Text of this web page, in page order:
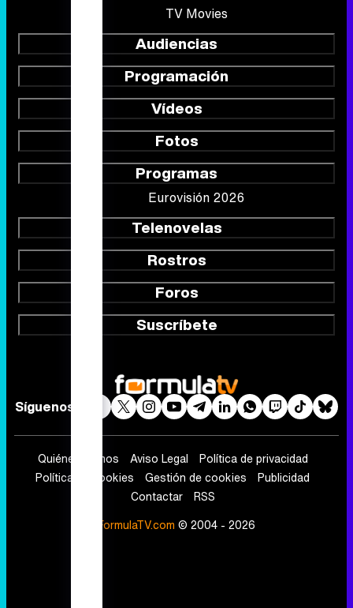
TV Movies
Audiencias
Programación
Vídeos
Fotos
Programas
Eurovisión 2026
Telenovelas
Rostros
Foros
Suscríbete
Síguenos
Quiénes somos Aviso Legal
Política de privacidad
Política de cookies
Gestión de cookies
Publicidad
Contactar
RSS
FormulaTV.com © 2004 - 2026